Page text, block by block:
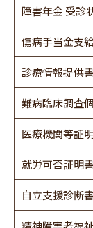
障害年金 受診
傷病手当金支
診療情報提供書
難病臨床調査
医療機関等証
就労可否証明書
自立支援診断書